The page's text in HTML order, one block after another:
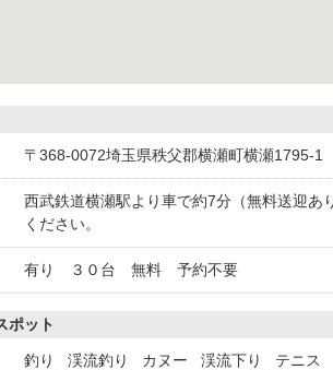
〒368-0072埼玉県秩父郡横瀬町横瀬1795-1
西武鉄道横瀬駅より車で約7分（無料送迎
ください。
有り ３０台 無料 予約不要
ポット
釣り 渓流釣り カヌー 渓流下り テニ